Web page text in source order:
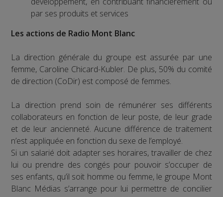
par ses produits et services
Les actions de Radio Mont Blanc
La direction générale du groupe est assurée par une
femme, Caroline Chicard-Kubler. De plus, 50% du comité
de direction (CoDir) est composé de femmes.
La direction prend soin de rémunérer ses différents
collaborateurs en fonction de leur poste, de leur grade
et de leur ancienneté. Aucune différence de traitement
n’est appliquée en fonction du sexe de l’employé.
Si un salarié doit adapter ses horaires, travailler de chez
lui ou prendre des congés pour pouvoir s’occuper de
ses enfants, qu’il soit homme ou femme, le groupe Mont
Blanc Médias s’arrange pour lui permettre de concilier